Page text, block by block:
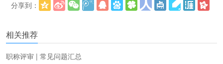
分享到：
相关推荐
职称评审 | 常见问题汇总